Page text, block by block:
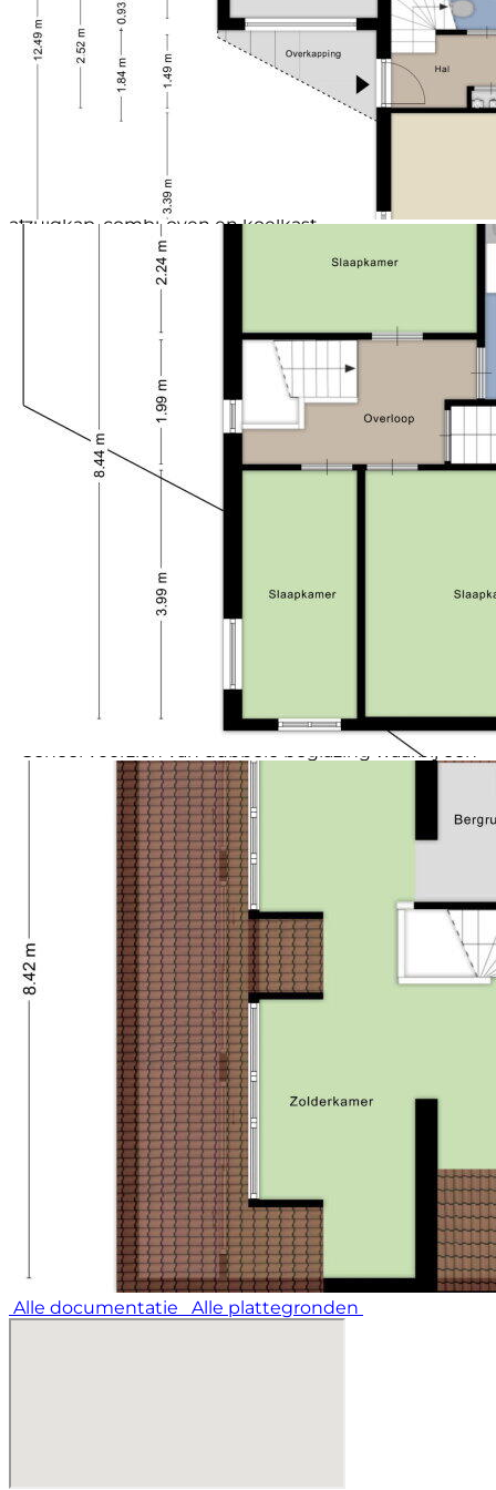
Begane grond: entree; hal met meterkast en trap
naar verdieping. Ruime L-vormige woonkamer met
onderscheidende erker met veel glas. Aan de
voorzijde de zithoek, in het middendeel voldoende
ruimte voor een dressoir, kastenwand en/of bureau
keuken is moderne hoekopstelling uitgevoerd in een
grijze kleur. Er is een ingebouwde gaskookplaat,
afzuigkap, combi-oven en koelkast.
Eerste verdieping: overloop; deze verdieping heeft 3
slaapkamers. De grootste slaapkamer is gesitueerd
vaste kast. De andere slaapkamer aan de voorzijde is
ruim 7 m² en de derde aan de achterzijde
gesitueerde slaapkamer heeft een oppervlak van
bijna 9 m². Vanuit de overloop ook toegang tot de
ruime lichte badkamer voorzien van douche, ligbad,
vaste wastafel en toilet.
Tweede verdieping: deze multifunctionele verdieping
met twee grote dakkapellen is geschikt voor diverse
eerste verdieping is. Het is tevens een fijne werkplek
met veel daglicht of sport-/hobbyruimte. Voorts veel
bergruimte en tevens de opstelplaats van de
combiketel en het witgoed.
- Centrale verwarming via Intergas combiketel.
spouwmuur-, vloer- en dakisolatie.
- Geheel voorzien van dubbele beglazing waarbij een
deel bestaat uit HR++ isolatieglas.
- Het energielabel B is eenvoudig te verbeteren naar
A; denk aan het plaatsen van een jongere ketel i.c.m.
het plaatsen
van zonnepanelen.
- Goede staat van onderhoud en nette afwerking in
neutrale kleurstelling.
- Begane grond voorzien van plavuizenvloer en de
eerste verdieping voorzien van een laminaatvloer. De
zolder voorzien
van vinyl met traanplaat motief.
- Goed bereikbaar, makkelijk parkeren, alle denkbare
voorzieningen in de buurt.
Capaciteit (garage)
1 auto
Voorzieningen (garage)
Elektra
Soort parkeergelegenheid
Op eigen terrein
Alle documentatie Alle plattegronden